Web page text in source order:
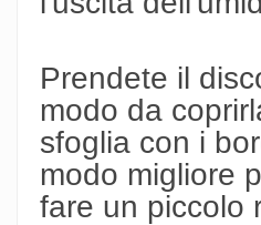
Prendete il
modo da
sfoglia con i
modo migliore
fare un piccolo